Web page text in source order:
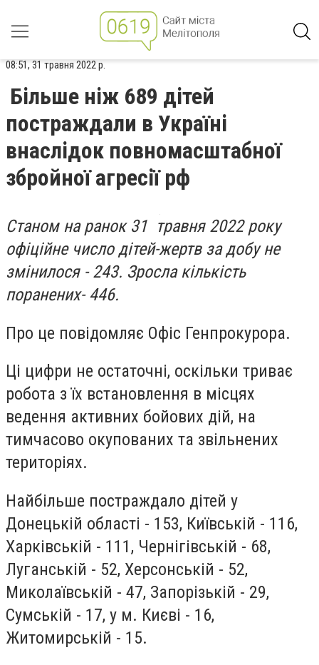
08:51, 31 травня 2022 р.
Більше ніж 689 дітей
постраждали в Україні
внаслідок повномасштабної
збройної агресії рф
Станом на ранок 31 травня 2022 року
офіційне число дітей-жертв за добу не
змінилося - 243. Зросла кількість
поранених- 446.
Про це повідомляє Офіс Генпрокурора.
Ці цифри не остаточні, оскільки триває
робота з їх встановлення в місцях
ведення активних бойових дій, на
тимчасово окупованих та звільнених
територіях.
Найбільше постраждало дітей у
Донецькій області - 153, Київській - 116,
Харківській - 111, Чернігівській - 68,
Луганській - 52, Херсонській - 52,
Миколаївській - 47, Запорізькій - 29,
Сумській - 17, у м. Києві - 16,
Житомирській - 15.